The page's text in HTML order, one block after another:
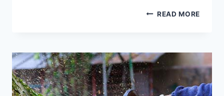
READ MOREגיזום
כך
תעשו
זאת
נכון